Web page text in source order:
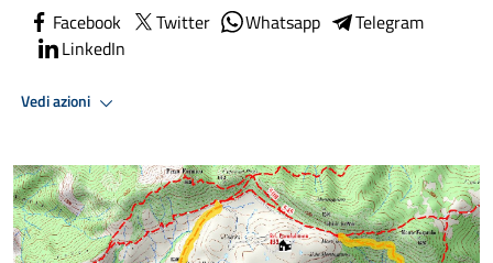
Facebook Twitter Whatsapp
Telegram
LinkedIn
Vedi azioni